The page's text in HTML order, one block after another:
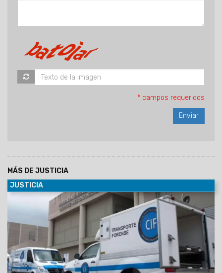
* campos requeridos
MÁS DE JUSTICIA
JUSTICIA
15/11/2025 La Fiscalía investiga el hallazgo de una mujer
sin vida en el asentamiento San Javier. La autopsia
determinó la causa de su muerte.